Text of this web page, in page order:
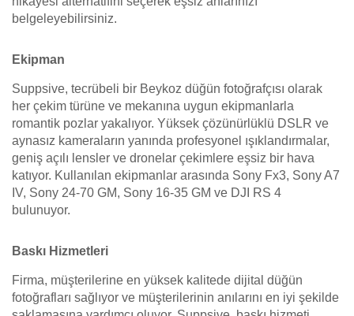
belgeleyebilirsiniz.
Ekipman
Suppsive, tecrübeli bir Beykoz düğün fotoğrafçısı olarak
her çekim türüne ve mekanına uygun ekipmanlarla
romantik pozlar yakalıyor. Yüksek çözünürlüklü DSLR ve
aynasız kameraların yanında profesyonel ışıklandırmalar,
geniş açılı lensler ve dronelar çekimlere eşsiz bir hava
katıyor. Kullanılan ekipmanlar arasında Sony Fx3, Sony A7
IV, Sony 24-70 GM, Sony 16-35 GM ve DJI RS 4
bulunuyor.
Baskı Hizmetleri
Firma, müşterilerine en yüksek kalitede dijital düğün
fotoğrafları sağlıyor ve müşterilerinin anılarını en iyi şekilde